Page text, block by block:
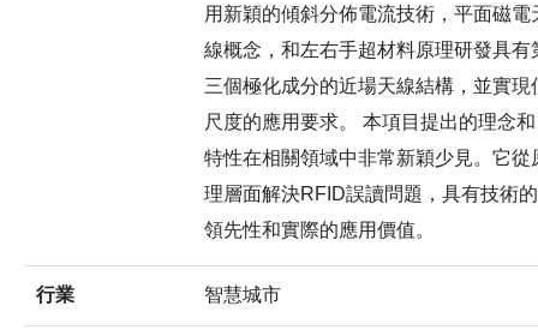
用新穎的傾斜分佈電流技術，平面磁電
線概念，和左右手超材料原理研發具有
三個極化成分的近場天線結構，並實現
尺度的應用要求。 本項目提出的理念和
特性在相關領域中非常新穎少見。它從
理層面解決RFID誤讀問題，具有技術的
領先性和實際的應用價值。
行業 智慧城市